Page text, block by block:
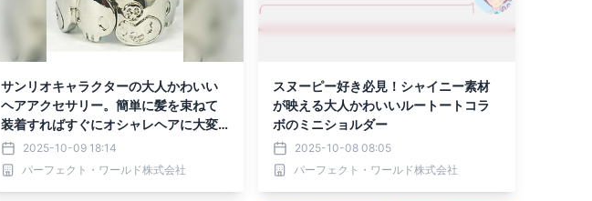
サンリオキャラクターの大人かわいい
ヘアアクセサリー。簡単に髪を束ねて
装着すればすぐにオシャレヘアに大変
身。2025-10-09 18:14
パーフェクト・ワールド株式会社
スヌーピー好き必見！シャイニー素材
が映える大人かわいいルートートコラ
ボのミニショルダー
2025-10-08 08:05
パーフェクト・ワールド株式会社